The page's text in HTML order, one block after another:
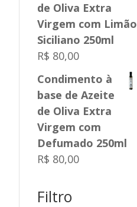
de Oliva Extra
Virgem com Limão
Siciliano 250ml
R$ 80,00
Condimento à
base de Azeite
de Oliva Extra
Virgem com
Defumado 250ml
R$ 80,00
Filtro